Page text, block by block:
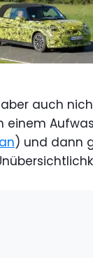
auch
) und dann